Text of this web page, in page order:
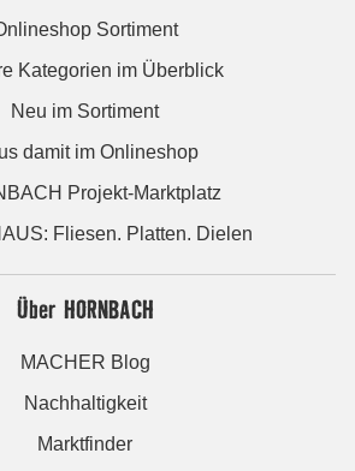
Sortiment
Kategorien im Überblick
Neu im Sortiment
damit im Onlineshop
Projekt-Marktplatz
Fliesen. Platten. Dielen
Über HORNBACH
MACHER Blog
Nachhaltigkeit
Marktfinder